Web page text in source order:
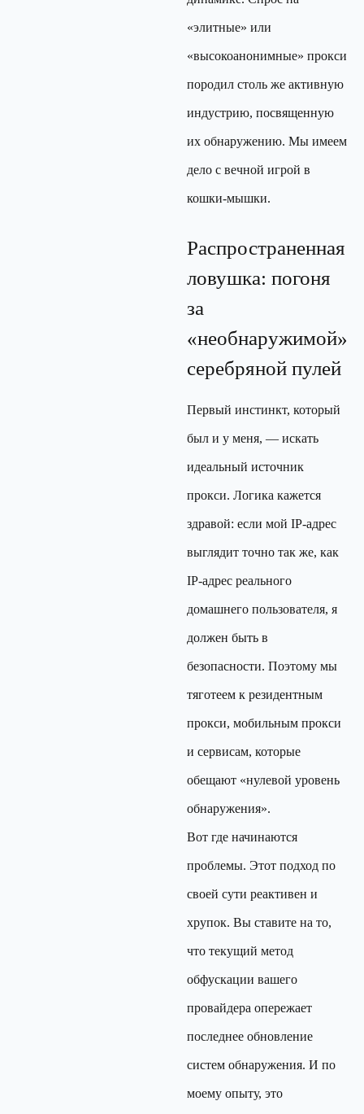
«элитные» или
«высокоанонимные» прокси
породил столь же активную
индустрию, посвященную
их обнаружению. Мы имеем
дело с вечной игрой в
кошки-мышки.
Распространенная
ловушка: погоня
за
«необнаружимой»
серебряной пулей
Первый инстинкт, который
был и у меня, — искать
идеальный источник
прокси. Логика кажется
здравой: если мой IP-адрес
выглядит точно так же, как
IP-адрес реального
домашнего пользователя, я
должен быть в
безопасности. Поэтому мы
тяготеем к резидентным
прокси, мобильным прокси
и сервисам, которые
обещают «нулевой уровень
обнаружения».
Вот где начинаются
проблемы. Этот подход по
своей сути реактивен и
хрупок. Вы ставите на то,
что текущий метод
обфускации вашего
провайдера опережает
последнее обновление
систем обнаружения. И по
моему опыту, это